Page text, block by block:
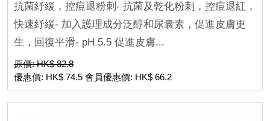
抗菌紓緩，控痘退粉刺- 抗菌及乾化粉刺，控痘退紅，
快速紓緩- 加入護理成分泛醇和尿囊素，促進皮膚更
生，回復平滑- pH 5.5 促進皮膚...
原價: HK$ 82.8
優惠價: HK$ 74.5 會員優惠價: HK$ 66.2